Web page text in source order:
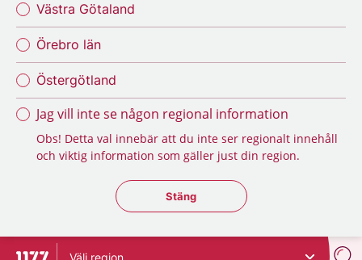
Västra Götaland
Örebro län
Östergötland
Jag vill inte se någon regional information
Obs! Detta val innebär att du inte ser regionalt innehåll
och viktig information som gäller just din region.
Stäng regionsväljaren
Stäng
Välj region